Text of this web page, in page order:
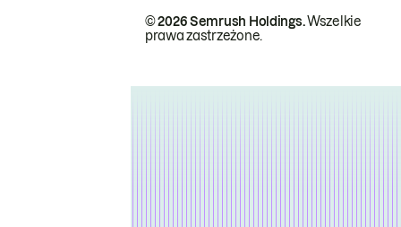
© 2026 Semrush Holdings.Wszelkie
prawa zastrzeżone.